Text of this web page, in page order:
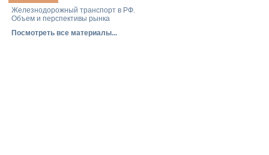
Железнодорожный транспорт в РФ.
Объем и перспективы рынка
Посмотреть все материалы...